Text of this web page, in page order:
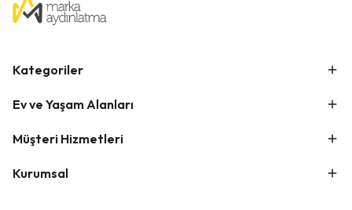
Kategoriler
Ev ve Yaşam Alanları
Müşteri Hizmetleri
Kurumsal